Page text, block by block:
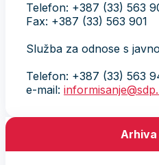
Telefon: +387 (33) 563
Fax: +387 (33) 563 901
Služba za odnose s
Telefon: +387 (33) 563
e-mail:
Arhiva